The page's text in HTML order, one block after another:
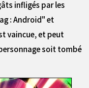
infligés par les
: Android" et
vaincue, et peut
soit tombé